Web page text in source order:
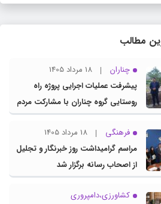
مطالب
چناران
18 مرداد 1405
پیشرفت عملیات اجرایی پروژه راه
روستایی گروه چناران با مشارکت مردم
و اعتبارات دولتی
فرهنگی
18 مرداد 1405
مراسم گرامیداشت روز خبرنگار و تجلیل
از اصحاب رسانه برگزار شد
کشاورزی،دامپروری